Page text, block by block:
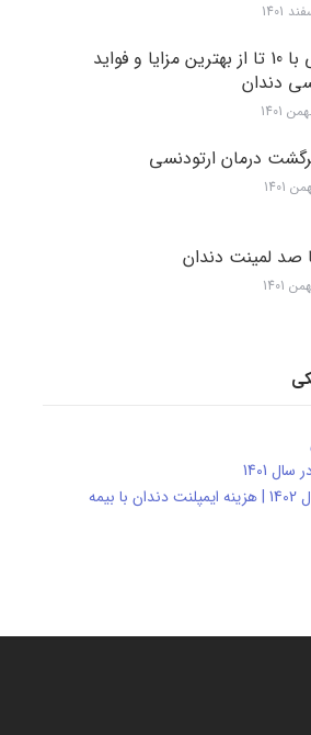
آشنایی با 10 تا از بهترین مزایا و فواید
دندان
درمان ارتودنسی
صد لمینت دندان
1401